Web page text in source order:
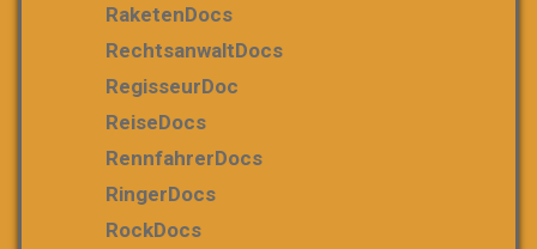
RaketenDocs
RechtsanwaltDocs
RegisseurDoc
ReiseDocs
RennfahrerDocs
RingerDocs
RockDocs